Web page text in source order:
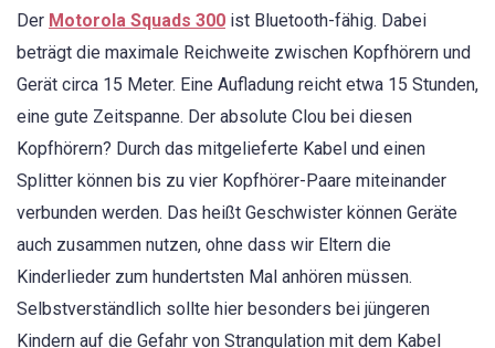
Der Motorola Squads 300 ist Bluetooth-fähig. Dabei
beträgt die maximale Reichweite zwischen Kopfhörern und
Gerät circa 15 Meter. Eine Aufladung reicht etwa 15 Stunden,
eine gute Zeitspanne. Der absolute Clou bei diesen
Kopfhörern? Durch das mitgelieferte Kabel und einen
Splitter können bis zu vier Kopfhörer-Paare miteinander
verbunden werden. Das heißt Geschwister können Geräte
auch zusammen nutzen, ohne dass wir Eltern die
Kinderlieder zum hundertsten Mal anhören müssen.
Selbstverständlich sollte hier besonders bei jüngeren
Kindern auf die Gefahr von Strangulation mit dem Kabel